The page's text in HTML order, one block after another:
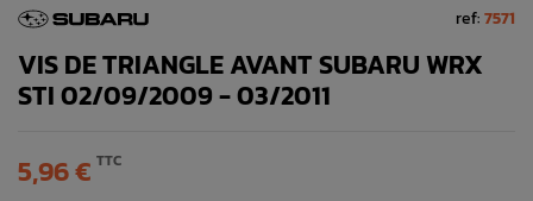
ref:7571
VIS DE TRIANGLE AVANT SUBARU WRX
STI 02/09/2009 - 03/2011
5,96 € TTC